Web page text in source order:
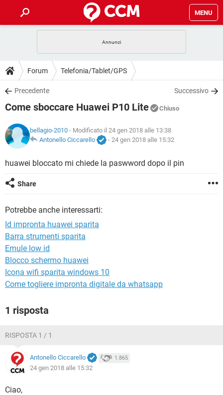
MENU
INTRATTENIMENTO ANDROID
iOS
INSTAGRAM WHATSAPP
TIKTOK
HARDWARE
GUIDE
COVID-19 GAMING
INSTAGRAM WHATSAPP
TIKTOK
HARDWARE
DOWNLOAD
COVID-19 GAMING
INTRATTENIMENTO
iOS WINDOWS 10
INSTAGRAM WHATSAPP
COVID-19 GAMING
INTRATTENIMENTO
iOS WINDOWS 10
INSTAGRAM
GLOSSARIO
COVID-19
INSTAGRAM
TIKTOK
Forum Telefonia/Tablet/GPS
Precedente Successivo
Come sboccare Huawei P10 Lite Chiuso
bellagio-2010 - Modificato il 24 gen 2018 alle 13:38
Antonello Ciccarello
- 24 gen 2018 alle 15:32
huawei bloccato mi chiede la paswword dopo il pin
Share
Potrebbe anche interessarti:
Id impronta huawei sparita
Barra strumenti sparita
Emule low id
Blocco schermo huawei
Icona wifi sparita windows 10
Come togliere impronta digitale da whatsapp
1 risposta
RISPOSTA 1 / 1
Antonello Ciccarello 1.865
24 gen 2018 alle 15:32
Ciao,